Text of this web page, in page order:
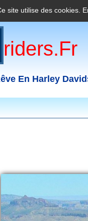
site utilise des cookies.
Riders.fr
En Harley